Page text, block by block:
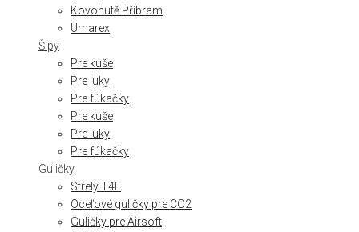
Kovohutě Příbram
Umarex
Šipy
Pre kuše
Pre luky
Pre fúkačky
Pre kuše
Pre luky
Pre fúkačky
Guličky
Strely T4E
Oceľové guličky pre CO2
Guličky pre Airsoft